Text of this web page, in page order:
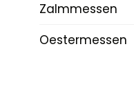
Zalmmessen
Oestermessen